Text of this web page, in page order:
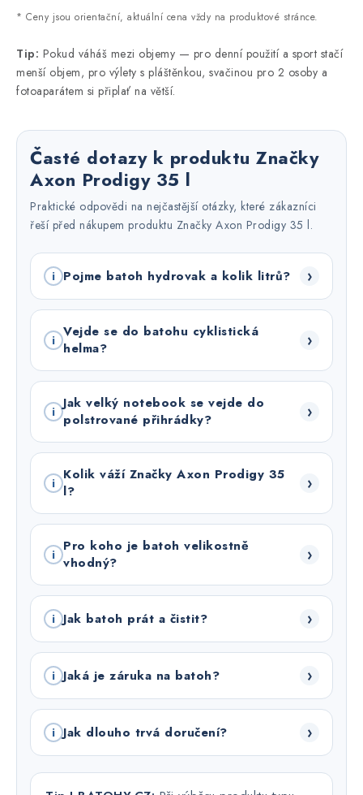
* Ceny jsou orientační, aktuální cena vždy na produktové stránce.
Tip: Pokud váháš mezi objemy — pro denní použití a sport stačí
menší objem, pro výlety s pláštěnkou, svačinou pro 2 osoby a
fotoaparátem si připlať na větší.
Časté dotazy k produktu Značky
Axon Prodigy 35 l
Praktické odpovědi na nejčastější otázky, které zákazníci
řeší před nákupem produktu Značky Axon Prodigy 35 l.
i Pojme batoh hydrovak a kolik litrů? ›
i Vejde se do batohu cyklistická
helma?
›
i Jak velký notebook se vejde do
polstrované přihrádky?
›
i Kolik váží Značky Axon Prodigy 35
l?
›
i Pro koho je batoh velikostně
vhodný?
›
i Jak batoh prát a čistit? ›
i Jaká je záruka na batoh? ›
i Jak dlouho trvá doručení? ›